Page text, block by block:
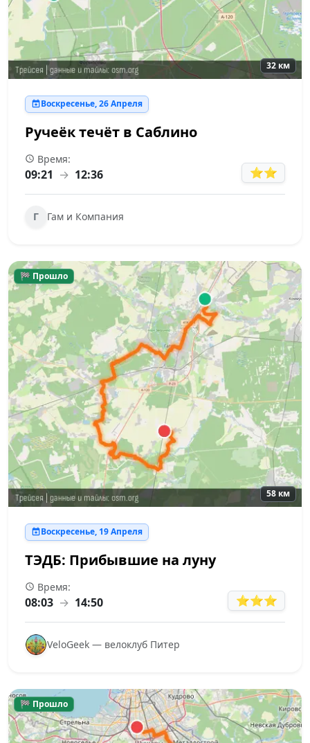
32 км
Воскресенье, 26 Апреля
Ручеёк течёт в Саблино
Время:
09:21 → 12:36 ⭐⭐
Г Гам и Компания
🏁 Прошло
58 км
Воскресенье, 19 Апреля
ТЭДБ: Прибывшие на луну
Время:
08:03 → 14:50 ⭐⭐⭐
VeloGeek — велоклуб Питер
🏁 Прошло